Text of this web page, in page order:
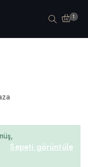
1
Sepeti görüntüle